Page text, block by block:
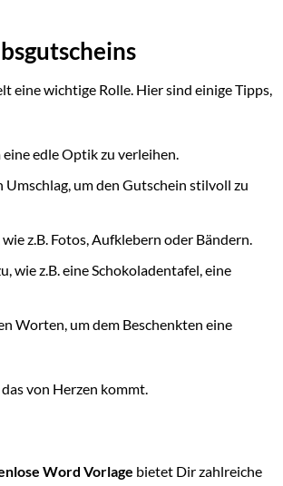
wichtige Rolle. Hier sind einige Tipps,
edle Optik zu verleihen.
um den Gutschein stilvoll zu
z.B. Fotos, Aufklebern oder Bändern.
wie z.B. eine Schokoladentafel, eine
Worten, um dem Beschenkten eine
von Herzen kommt.
Word Vorlage bietet Dir zahlreiche